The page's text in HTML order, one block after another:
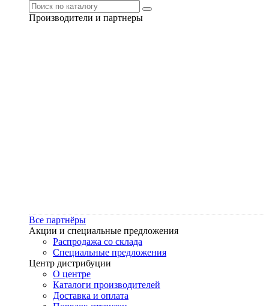
Производители и партнеры
Все партнёры
Акции и специальные предложения
Распродажа со склада
Специальные предложения
Центр дистрибуции
О центре
Каталоги производителей
Доставка и оплата